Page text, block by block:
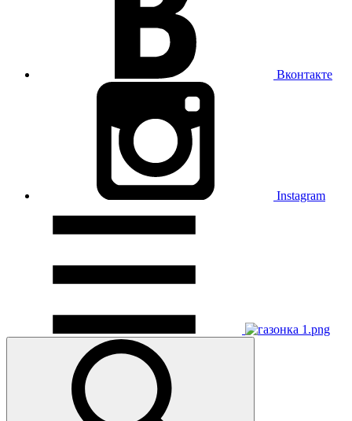
Вконтакте
Instagram